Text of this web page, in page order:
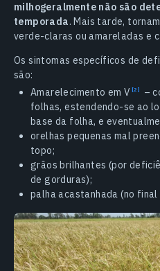
milhogeralmente não são
temporada. Mais tarde,
verde-claras ou amareladas e
Os sintomas específicos de
são:
Amarelecimento emV
–
folhas, estendendo-se ao
base da folha, e
orelhas pequenas mal
topo;
grãos brilhantes (por
de gorduras);
palha acastanhada (no